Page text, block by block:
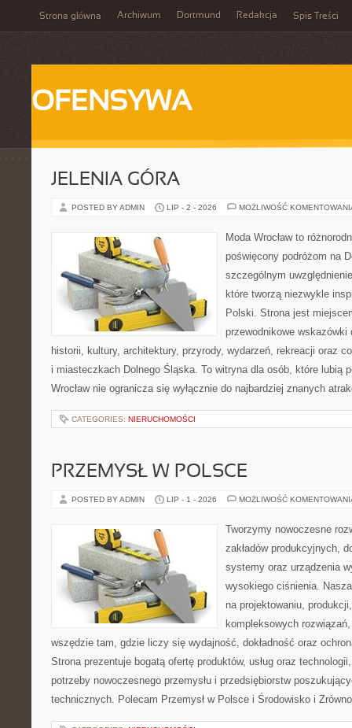
Strona główna Archiwum Dortmund Redakcja Spis Treści
OFENSYWA
JELENIA GÓRA
POSTED BY ADMIN LIP - 2 - 2026 MOŻLIWOŚĆ
Moda Wrocław to
poświęcony podróżom na
szczególnym
które tworzą niezwykle
Polski. Strona jest
przewodnikowe
historii, kultury, architektury, przyrody, wydarzeń, rekreacji oraz
i miasteczkach Dolnego Śląska. To witryna dla osób, które lubią
Wrocław nie ogranicza się wyłącznie do najbardziej znanych
CATEGORIES: NIERUCHOMOŚCI
PRZEMYSŁ W POLSCE
POSTED BY ADMIN LIP - 1 - 2026 MOŻLIWOŚĆ
Tworzymy nowoczesne
zakładów produkcyjnych,
systemy oraz urządzenia
wysokiego ciśnienia.
na projektowaniu,
kompleksowych
wszędzie tam, gdzie liczy się wydajność, dokładność oraz
Strona prezentuje bogatą ofertę produktów, usług oraz
potrzeby nowoczesnego przemysłu i przedsiębiorstw
technicznych. Polecam Przemysł w Polsce i Środowisko i